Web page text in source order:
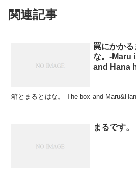
関連記事
罠にかか
な。-Maru
and Hana
箱とまるとはな。 The box and
まるです。